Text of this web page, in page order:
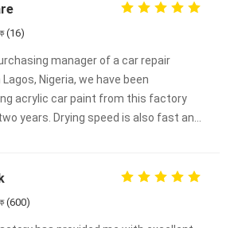
(16)
manager of a car repair
Nigeria, we have been
acrylic car paint from this factory
years. Drying speed is also fast and
is also very good, and when repairing
it is usually possible to cover the
with just one spray, saving material
(600)